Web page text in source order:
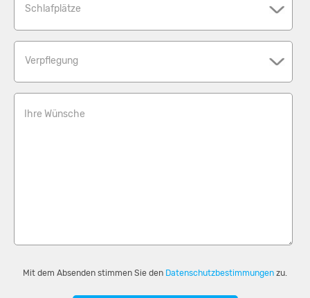
Schlafplätze
Verpflegung
Ihre Wünsche
Mit dem Absenden stimmen Sie den Datenschutzbestimmungen zu.